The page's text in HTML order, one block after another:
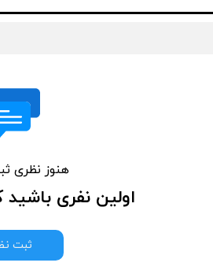
هنوز نظری
اولین نفری
ثبت